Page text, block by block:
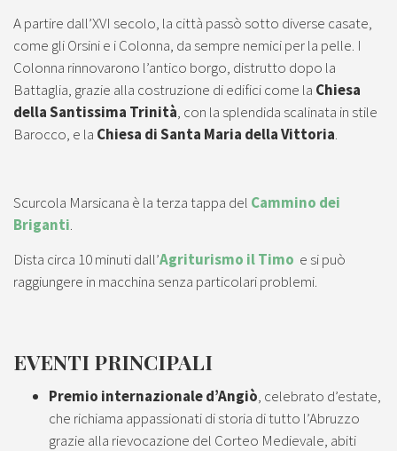
A partire dall’XVI secolo, la città passò sotto diverse casate,
come gli Orsini e i Colonna, da sempre nemici per la pelle. I
Colonna rinnovarono l’antico borgo, distrutto dopo la
Battaglia, grazie alla costruzione di edifici come la Chiesa
della Santissima Trinità, con la splendida scalinata in stile
Barocco, e la Chiesa di Santa Maria della Vittoria.
Scurcola Marsicana è la terza tappa del Cammino dei
Briganti.
Dista circa 10 minuti dall’Agriturismo il Timo e si può
raggiungere in macchina senza particolari problemi.
EVENTI PRINCIPALI
Premio internazionale d’Angiò, celebrato d’estate,
che richiama appassionati di storia di tutto l’Abruzzo
grazie alla rievocazione del Corteo Medievale, abiti